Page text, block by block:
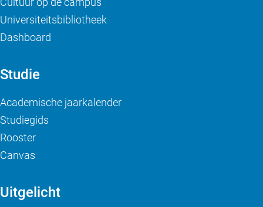
Universiteitsbibliotheek
Dashboard
Studie
Academische jaarkalender
Studiegids
Rooster
Canvas
Uitgelicht